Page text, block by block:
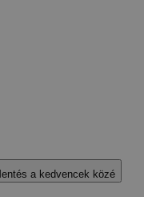
a kedvencek közé